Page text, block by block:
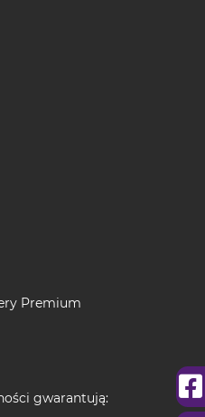
Premium
gwarantują: